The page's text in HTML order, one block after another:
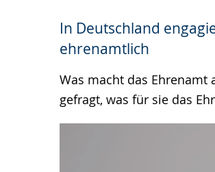
In Deutschland
ehrenamtlich
Was macht das Ehrenamt
gefragt, was für sie das
Mit dem Abspielen
wechseln.
Deutscher
Gebärdensprache
angezeigt.